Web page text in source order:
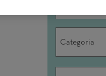
Categoria